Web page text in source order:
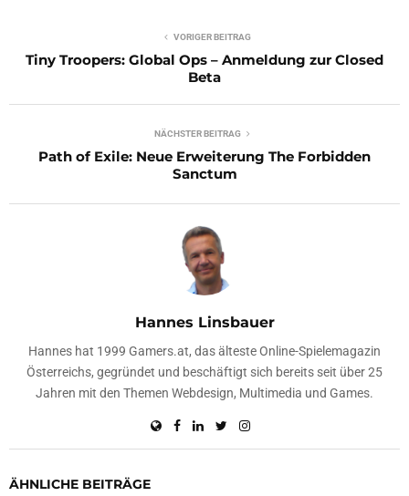
VORIGER BEITRAG
Tiny Troopers: Global Ops – Anmeldung zur Closed
Beta
NÄCHSTER BEITRAG
Path of Exile: Neue Erweiterung The Forbidden
Sanctum
Hannes Linsbauer
Hannes hat 1999 Gamers.at, das älteste Online-Spielemagazin
Österreichs, gegründet und beschäftigt sich bereits seit über 25
Jahren mit den Themen Webdesign, Multimedia und Games.
ÄHNLICHE BEITRÄGE